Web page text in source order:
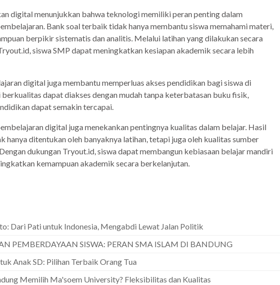
digital menunjukkan bahwa teknologi memiliki peran penting dalam
Bank soal terbaik tidak hanya membantu siswa memahami materi,
berpikir sistematis dan analitis. Melalui latihan yang dilakukan secara
siswa SMP dapat meningkatkan kesiapan akademik secara lebih
digital juga membantu memperluas akses pendidikan bagi siswa di
dapat diakses dengan mudah tanpa keterbatasan buku fisik,
dapat semakin tercapai.
digital juga menekankan pentingnya kualitas dalam belajar. Hasil
hanya ditentukan oleh banyaknya latihan, tetapi juga oleh kualitas sumber
dukungan Tryout.id, siswa dapat membangun kebiasaan belajar mandiri
kemampuan akademik secara berkelanjutan.
Dari Pati untuk Indonesia, Mengabdi Lewat Jalan Politik
PEMBERDAYAAN SISWA: PERAN SMA ISLAM DI BANDUNG
Anak SD: Pilihan Terbaik Orang Tua
Memilih Ma'soem University? Fleksibilitas dan Kualitas